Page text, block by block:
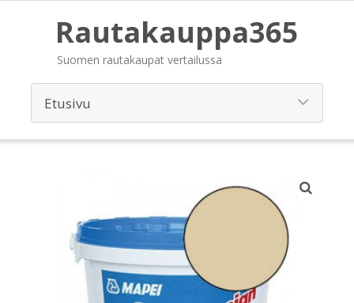
Rautakauppa365
Suomen rautakaupat vertailussa